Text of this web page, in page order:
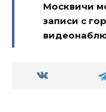
Москвичи
записи с